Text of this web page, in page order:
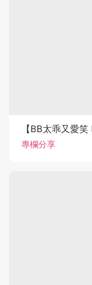
專欄分享
【BB太乖又愛